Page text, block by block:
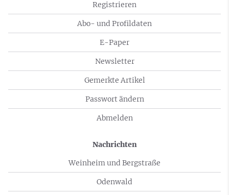
Registrieren
Abo- und Profildaten
E-Paper
Newsletter
Gemerkte Artikel
Passwort ändern
Abmelden
Nachrichten
Weinheim und Bergstraße
Odenwald